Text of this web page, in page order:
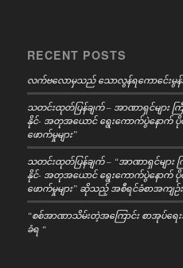
RECENT POSTS
လက်ဗလောမှသည် သောလွန်ရကောင်ေး
သတင်းထုတ်ပြန်ချက် – အာဏာရှင်များ
နိုင်- အတုအယောင် ရွေးကောက်ပွဲနောက် ပို
ဖောက်မှုများ”
သတင်းထုတ်ပြန်ချက် – “အာဏာရှင်များ
နိုင်- အတုအယောင် ရွေးကောက်ပွဲနောက် ပို
ဖောက်မှုများ” ဆိုသည့် အစီရင်ခံစာအကျဉ်း
“စစ်အာဏာသိမ်းတဲ့အကြောင်း စာအုပ်ရေ
ခံရ “